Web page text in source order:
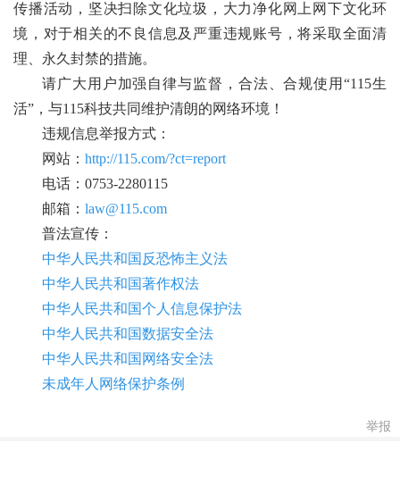
传播活动，坚决扫除文化垃圾，大力净化网上网下文化环
境，对于相关的不良信息及严重违规账号，将采取全面清
理、永久封禁的措施。
请广大用户加强自律与监督，合法、合规使用“115生
活”，与115科技共同维护清朗的网络环境！
违规信息举报方式：
网站： http://115.com/?ct=report
电话：0753-2280115
邮箱： law@115.com
普法宣传：
中华人民共和国反恐怖主义法
中华人民共和国著作权法
中华人民共和国个人信息保护法
中华人民共和国数据安全法
中华人民共和国网络安全法
未成年人网络保护条例
举报